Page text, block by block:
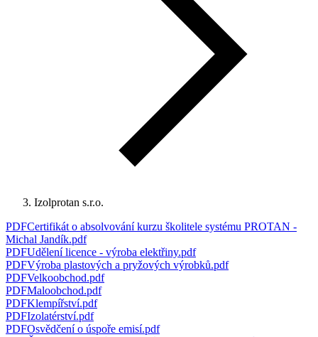
Izolprotan s.r.o.
PDFCertifikát o absolvování kurzu školitele systému PROTAN -
Michal Jandík.pdf
PDFUdělení licence - výroba elektřiny.pdf
PDFVýroba plastových a pryžových výrobků.pdf
PDFVelkoobchod.pdf
PDFMaloobchod.pdf
PDFKlempířství.pdf
PDFIzolatérství.pdf
PDFOsvědčení o úspoře emisí.pdf